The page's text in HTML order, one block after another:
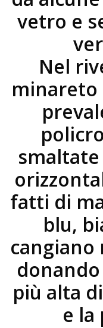
vetro e
Nel
minareto
fatti di
blu,
cangiano
più alta
e la